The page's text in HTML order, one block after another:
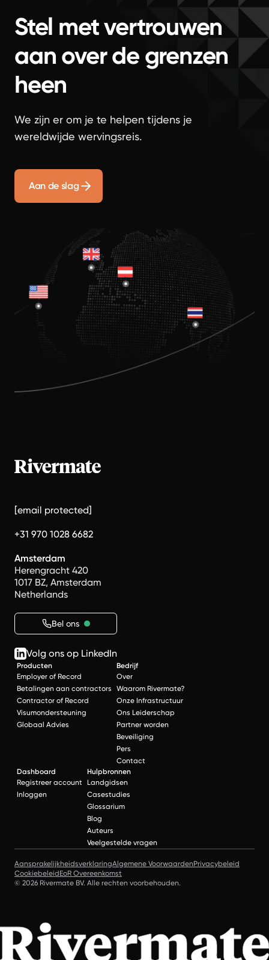
Stel met vertrouwen
aan over de grenzen
heen
We zijn er om je te helpen tijdens je
wereldwijde wervingsreis.
Aan de slag
[email protected]
+31 970 1028 6682
Amsterdam
Herengracht 420
1017 BZ, Amsterdam
Netherlands
Bel ons
Volg ons op LinkedIn
Producten
Employer of Record
Betalingen aan contractors
Contractor of Record
Visumondersteuning
Globaal Advies
Bedrijf
Over
Waarom Rivermate?
Onze Infrastructuur
Ons Leiderschap
Partner worden
Beveiliging
Pers
Contact
Dashboard
Registreer account
Inloggen
Hulpbronnen
Landgidsen
Casestudies
Glossarium
Blog
Auteurs
Veelgestelde vragen
AansprakelijkheidsverklaringAlgemene VoorwaardenPrivacybeleid
CookiebeleidEoR Overeenkomst
© 2026 Rivermate BV. Alle rechten voorbehouden.